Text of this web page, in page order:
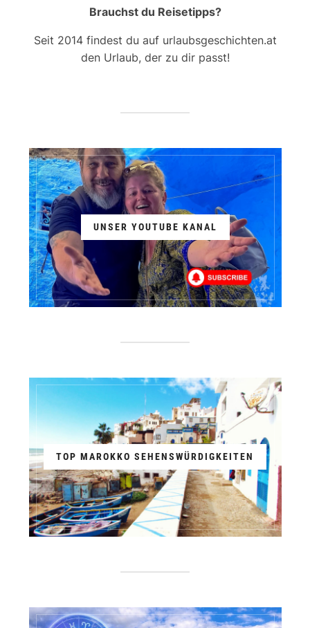
Brauchst du Reisetipps?
Seit 2014 findest du auf urlaubsgeschichten.at
den Urlaub, der zu dir passt!
UNSER YOUTUBE KANAL
TOP MAROKKO SEHENSWÜRDIGKEITEN